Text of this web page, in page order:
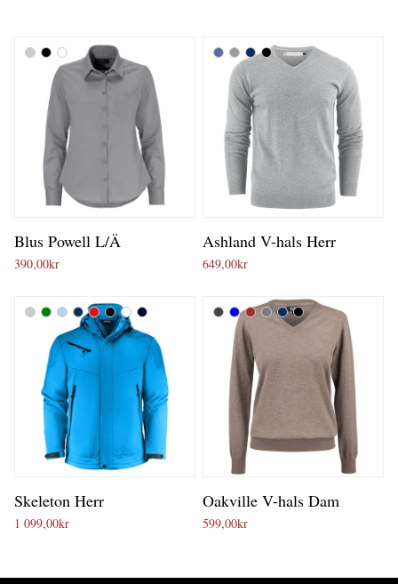
Blus Powell L/Ä
390,00kr
Ashland V-hals Herr
649,00kr
Skeleton Herr
1 099,00kr
Oakville V-hals Dam
599,00kr